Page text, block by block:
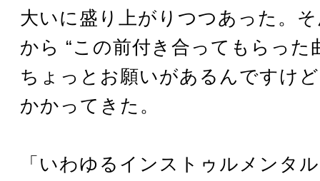
大いに盛り上がりつつあった。
から “この前付き合ってもらった
ちょっとお願いがあるんですけ
かかってきた。
「いわゆるインストゥルメンタ